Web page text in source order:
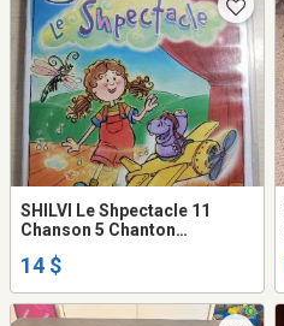
SHILVI Le Shpectacle 11
Chanson 5 Chanton
POUPOUNE BARBE LILI FETE
14 $